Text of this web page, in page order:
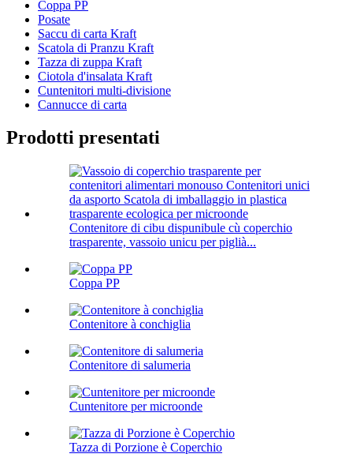
Coppa PP
Posate
Saccu di carta Kraft
Scatola di Pranzu Kraft
Tazza di zuppa Kraft
Ciotola d'insalata Kraft
Cuntenitori multi-divisione
Cannucce di carta
Prodotti presentati
Contenitore di cibu dispunibule cù coperchio
trasparente, vassoio unicu per piglià...
Coppa PP
Contenitore à conchiglia
Contenitore di salumeria
Cuntenitore per microonde
Tazza di Porzione è Coperchio